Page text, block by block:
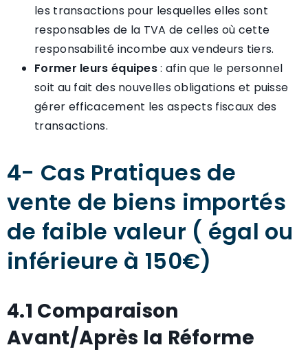
les transactions pour lesquelles elles sont
responsables de la TVA de celles où cette
responsabilité incombe aux vendeurs tiers.
Former leurs équipes: afin que le personnel
soit au fait des nouvelles obligations et puisse
gérer efficacement les aspects fiscaux des
transactions.
4- Cas Pratiques de
vente de biens importés
de faible valeur ( égal ou
inférieure à 150€)
4.1 Comparaison
Avant/Après la Réforme